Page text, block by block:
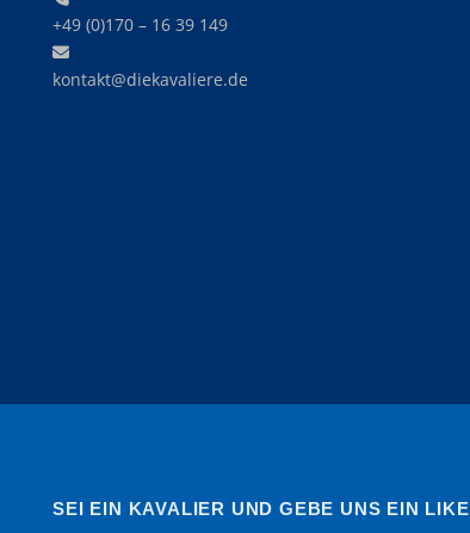
+49 (0)170 – 16 39 149‬
kontakt@diekavaliere.de
SEI EIN KAVALIER UND GEBE UNS EIN LIKE